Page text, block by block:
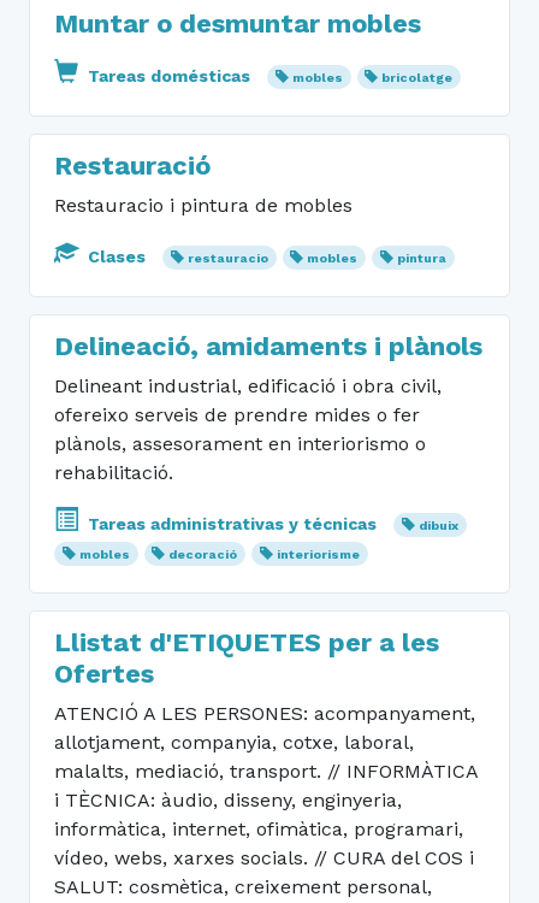
Muntar o desmuntar mobles
Tareas domésticas mobles bricolatge
Restauració
Restauracio i pintura de mobles
Clases restauracio mobles pintura
Delineació, amidaments i plànols
Delineant industrial, edificació i obra civil,
ofereixo serveis de prendre mides o fer
plànols, assesorament en interiorismo o
rehabilitació.
Tareas administrativas y técnicas
dibuix
mobles
decoració interiorisme
Llistat d'ETIQUETES per a les
Ofertes
ATENCIÓ A LES PERSONES: acompanyament,
allotjament, companyia, cotxe, laboral,
malalts, mediació, transport. // INFORMÀTICA
i TÈCNICA: àudio, disseny, enginyeria,
informàtica, internet, ofimàtica, programari,
vídeo, webs, xarxes socials. // CURA del COS i
SALUT: cosmètica, creixement personal,